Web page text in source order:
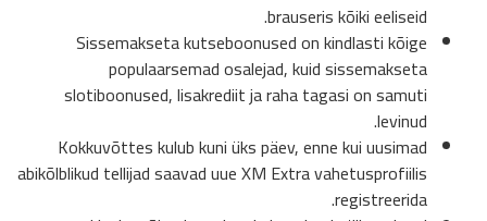
brauseris kõiki eeliseid.
Sissemakseta kutseboonused on kindlasti kõige
populaarsemad osalejad, kuid sissemakseta
slotiboonused, lisakrediit ja raha tagasi on samuti
levinud.
Kokkuvõttes kulub kuni üks päev, enne kui uusimad
abikõlblikud tellijad saavad uue XM Extra vahetusprofiilis
registreerida.